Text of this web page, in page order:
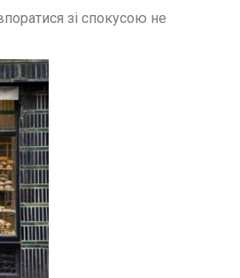
зі спокусою не